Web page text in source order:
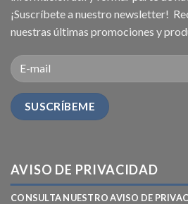
¡Suscríbete a nuestro newsletter!
nuestras últimas promociones y
AVISO DE PRIVACIDAD
CONSULTA NUESTRO AVISO DE